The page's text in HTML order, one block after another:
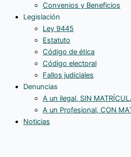
Convenios y Beneficios
Legislación
Ley 9445
Estatuto
Código de ética
Código electoral
Fallos judiciales
Denuncias
A un ilegal, SIN
A un Profesional, CON
Noticias